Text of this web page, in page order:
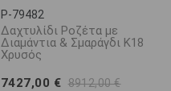
P-79482
Δαχτυλίδι Ροζέτα με
Διαμάντια & Σμαράγδι K18
Χρυσός
7427,00 € 8912,00 €